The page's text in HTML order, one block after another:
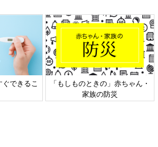
できるこ
「もしものときの」赤ちゃん・
家族の防災